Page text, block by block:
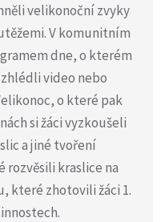
velikonoční zvyky
V komunitním
dne, o kterém
video nebo
o které pak
si žáci vyzkoušeli
a jiné tvoření
rozvěsili kraslice na
které zhotovili žáci 1.